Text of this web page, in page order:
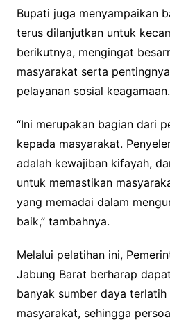
Bupati juga menyampaikan
terus dilanjutkan untuk
berikutnya, mengingat
masyarakat serta
pelayanan sosial keagamaan.
“Ini merupakan bagian dari
kepada masyarakat.
adalah kewajiban kifayah,
untuk memastikan
yang memadai dalam
baik,” tambahnya.
Melalui pelatihan ini,
Jabung Barat berharap
banyak sumber daya
masyarakat, sehingga